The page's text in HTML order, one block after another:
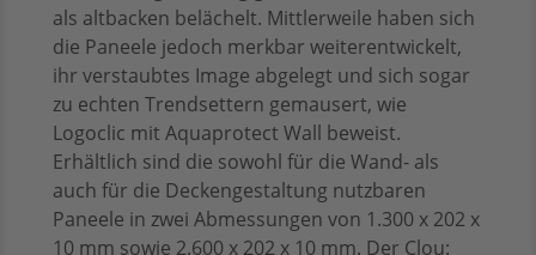
als altbacken belächelt. Mittlerweile haben sich
die Paneele jedoch merkbar weiterentwickelt,
ihr verstaubtes Image abgelegt und sich sogar
zu echten Trendsettern gemausert, wie
Logoclic mit Aquaprotect Wall beweist.
Erhältlich sind die sowohl für die Wand- als
auch für die Deckengestaltung nutzbaren
Paneele in zwei Abmessungen von 1.300 x 202 x
10 mm sowie 2.600 x 202 x 10 mm. Der Clou: